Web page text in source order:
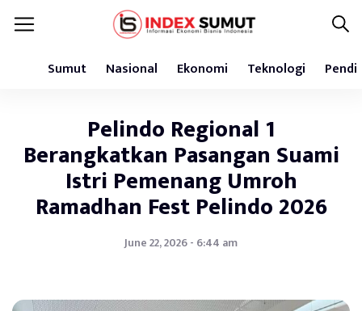
Sumut Nasional Ekonomi Teknologi
Pelindo Regional 1
Berangkatkan Pasangan Suami
Istri Pemenang Umroh
Ramadhan Fest Pelindo 2026
June 22, 2026 - 6:44 am